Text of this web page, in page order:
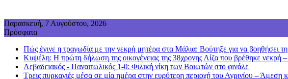
Παρασκευή, 7 Αυγούστου, 2026
Πρόσφατα
Πώς έγινε η τραγωδία με την νεκρή μητέρα στα Μάλια: Βούτηξε για να βοηθήσει τη
Κυψέλη: Η πρώτη δήλωση της οικογένειας της 38χρονης Λίζα που βρέθηκε
Λεβαδειακός - Παναιτωλικός 1-0: Φιλική νίκη των Βοιωτών στο φινάλε
Τρεις πυρκαγιές μέσα σε μία ημέρα στην ευρύτερη περιοχή του Αγρινίου – Άμεση